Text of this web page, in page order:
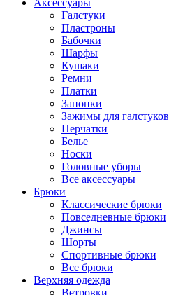
Галстуки
Пластроны
Бабочки
Шарфы
Кушаки
Ремни
Платки
Запонки
Зажимы для галстуков
Перчатки
Белье
Носки
Головные уборы
Все аксессуары
Брюки
Классические брюки
Повседневные брюки
Джинсы
Шорты
Спортивные брюки
Все брюки
Верхняя одежда
Ветровки